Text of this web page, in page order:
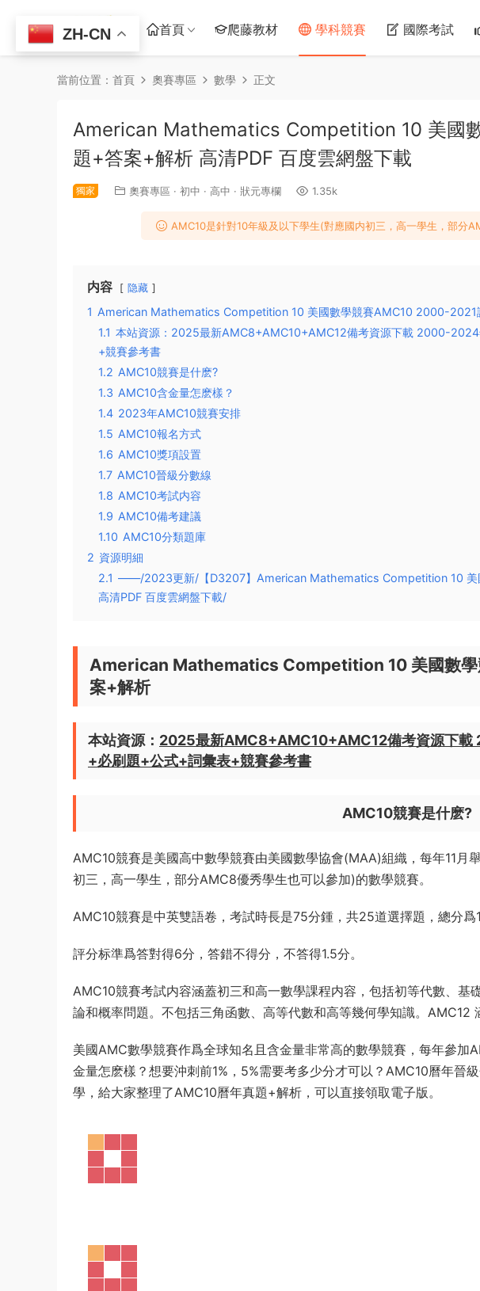
首頁 爬藤教材 學科競賽 國際考試
當前位置： 首頁 奧賽專區 數學 正文
American Mathematics Competition 10 美國
題+答案+解析 高清PDF 百度雲網盤下載
獨家 奧賽專區 · 初中 · 高中 · 狀元專欄 1.35k
AMC10是針對10年級及以下學生(對應國内初三，高一學生，部分
内容 隐藏
1 American Mathematics Competition 10 美國數學競賽AMC10 2000-2021
1.1 本站資源：2025最新AMC8+AMC10+AMC12備考資源下載 2000-2024
+競賽參考書
1.2 AMC10競賽是什麽?
1.3 AMC10含金量怎麽樣？
1.4 2023年AMC10競賽安排
1.5 AMC10報名方式
1.6 AMC10獎項設置
1.7 AMC10晉級分數線
1.8 AMC10考試内容
1.9 AMC10備考建議
1.10 AMC10分類題庫
2 資源明細
2.1 ——/2023更新/【D3207】American Mathematics Competition 10 美
高清PDF 百度雲網盤下載/
American Mathematics Competition 10 美國數
案+解析
本站資源： 2025最新AMC8+AMC10+AMC12備考資源下
+必刷題+公式+詞彙表+競賽參考書
AMC10競賽是什麽?
AMC10競賽是美國高中數學競賽由美國數學協會(MAA)組織，每年11月
初三，高一學生，部分AMC8優秀學生也可以參加)的數學競賽。
AMC10競賽是中英雙語卷，考試時長是75分鍾，共25道選擇題，總分爲
評分标準爲答對得6分，答錯不得分，不答得1.5分。
AMC10競賽考試内容涵蓋初三和高一數學課程内容，包括初等代數、基
論和概率問題。不包括三角函數、高等代數和高等幾何學知識。AMC12
美國AMC數學競賽作爲全球知名且含金量非常高的數學競賽，每年參加
金量怎麽樣？想要沖刺前1%，5%需要考多少分才可以？AMC10曆年晉
學，給大家整理了AMC10曆年真題+解析，可以直接領取電子版。
ZH-CN